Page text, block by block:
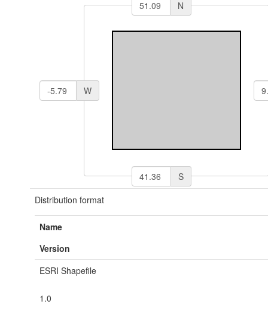
N
S
W
Distribution format
Name
Version
ESRI Shapefile
1.0